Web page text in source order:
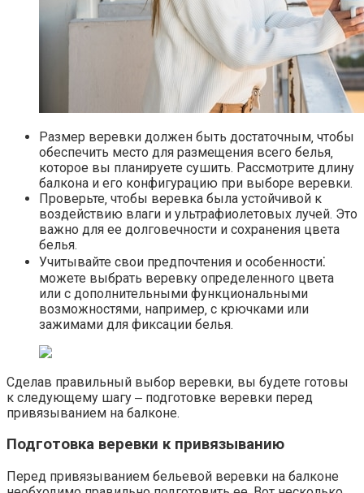
Размер веревки должен быть достаточным‚ чтобы
обеспечить место для размещения всего белья‚
которое вы планируете сушить.​ Рассмотрите длину
балкона и его конфигурацию при выборе веревки.​
Проверьте‚ чтобы веревка была устойчивой к
воздействию влаги и ультрафиолетовых лучей.​ Это
важно для ее долговечности и сохранения цвета
белья.
Учитывайте свои предпочтения и особенности⁚
можете выбрать веревку определенного цвета
или с дополнительными функциональными
возможностями‚ например‚ с крючками или
зажимами для фиксации белья.​
Сделав правильный выбор веревки‚ вы будете готовы
к следующему шагу ‒ подготовке веревки перед
привязыванием на балконе.
Подготовка веревки к привязыванию
Перед привязыванием бельевой веревки на балконе